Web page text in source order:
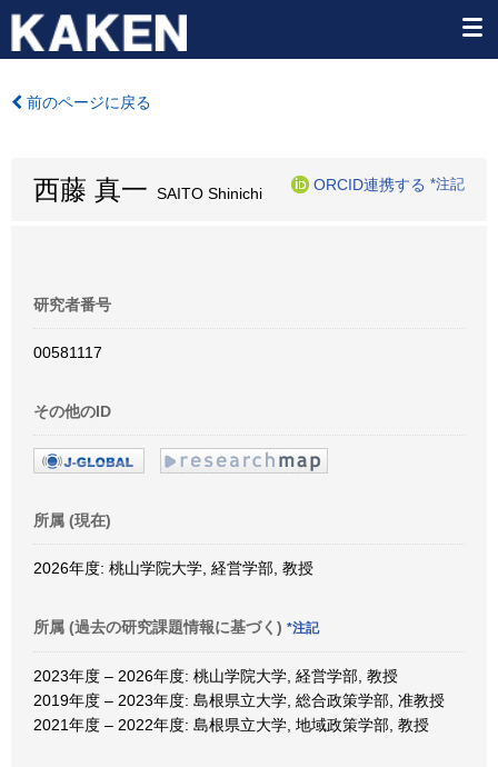
前のページに戻る
西藤 真一 SAITO Shinichi
ORCID連携する *注記
研究者番号
00581117
その他のID
所属 (現在)
2026年度: 桃山学院大学, 経営学部, 教授
所属 (過去の研究課題情報に基づく) *注記
2023年度 – 2026年度: 桃山学院大学, 経営学部, 教授
2019年度 – 2023年度: 島根県立大学, 総合政策学部, 准教授
2021年度 – 2022年度: 島根県立大学, 地域政策学部, 教授